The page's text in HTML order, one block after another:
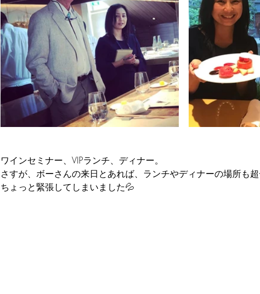
ワインセミナー、VIPランチ、ディナー。
さすが、ボーさんの来日とあれば、ランチやディナーの場所も超
ちょっと緊張してしまいました💦